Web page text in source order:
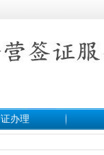
办理